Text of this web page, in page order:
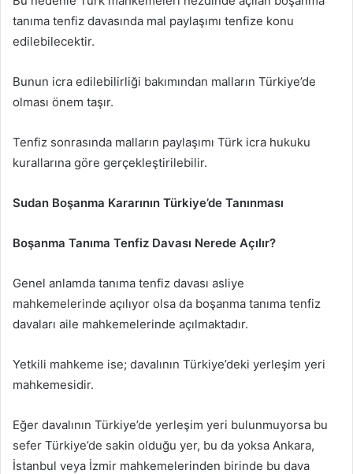
tanıma tenfiz davasında mal paylaşımı tenfize konu
edilebilecektir.
Bunun icra edilebilirliği bakımından malların Türkiye’de
olması önem taşır.
Tenfiz sonrasında malların paylaşımı Türk icra hukuku
kurallarına göre gerçekleştirilebilir.
Sudan Boşanma Kararının Türkiye’de Tanınması
Boşanma Tanıma Tenfiz Davası Nerede Açılır?
Genel anlamda tanıma tenfiz davası asliye
mahkemelerinde açılıyor olsa da boşanma tanıma tenfiz
davaları aile mahkemelerinde açılmaktadır.
Yetkili mahkeme ise; davalının Türkiye’deki yerleşim yeri
mahkemesidir.
Eğer davalının Türkiye’de yerleşim yeri bulunmuyorsa bu
sefer Türkiye’de sakin olduğu yer, bu da yoksa Ankara,
İstanbul veya İzmir mahkemelerinden birinde bu dava